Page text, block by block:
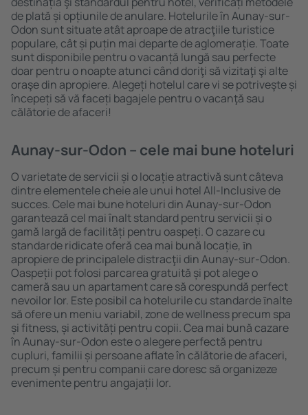
de plată și opțiunile de anulare. Hotelurile în Aunay-sur-
Odon sunt situate atât aproape de atracţiile turistice
populare, cât și puțin mai departe de aglomerație. Toate
sunt disponibile pentru o vacanță lungă sau perfecte
doar pentru o noapte atunci când doriţi să vizitaţi şi alte
oraşe din apropiere. Alegeți hotelul care vi se potriveşte și
începeți să vă faceți bagajele pentru o vacanţă sau
călătorie de afaceri!
Aunay-sur-Odon – cele mai bune hoteluri
O varietate de servicii și o locație atractivă sunt câteva
dintre elementele cheie ale unui hotel All-Inclusive de
succes. Cele mai bune hoteluri din Aunay-sur-Odon
garantează cel mai înalt standard pentru servicii și o
gamă largă de facilități pentru oaspeți. O cazare cu
standarde ridicate oferă cea mai bună locație, ȋn
apropiere de principalele distracţii din Aunay-sur-Odon.
Oaspeții pot folosi parcarea gratuită și pot alege o
cameră sau un apartament care să corespundă perfect
nevoilor lor. Este posibil ca hotelurile cu standarde ȋnalte
să ofere un meniu variabil, zone de wellness precum spa
și fitness, și activități pentru copii. Cea mai bună cazare
în Aunay-sur-Odon este o alegere perfectă pentru
cupluri, familii și persoane aflate în călătorie de afaceri,
precum și pentru companii care doresc să organizeze
evenimente pentru angajații lor.